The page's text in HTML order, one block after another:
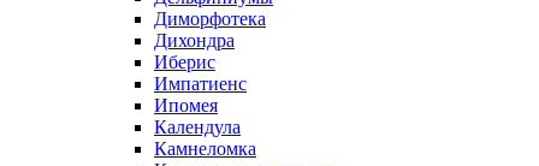
Диморфотека
Дихондра
Иберис
Импатиенс
Ипомея
Календула
Камнеломка